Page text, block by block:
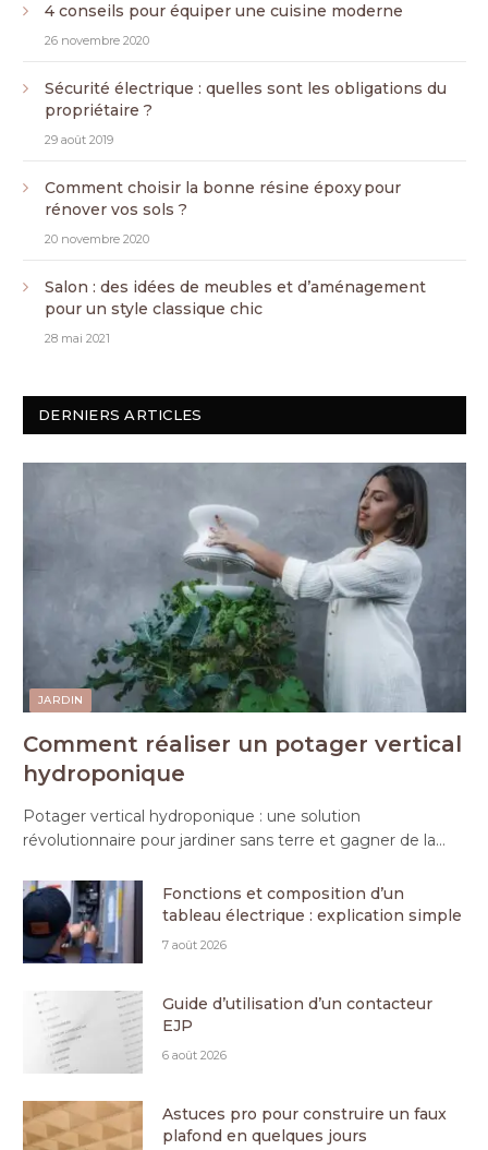
4 conseils pour équiper une cuisine moderne
26 novembre 2020
Sécurité électrique : quelles sont les obligations du
propriétaire ?
29 août 2019
Comment choisir la bonne résine époxy pour
rénover vos sols ?
20 novembre 2020
Salon : des idées de meubles et d’aménagement
pour un style classique chic
28 mai 2021
DERNIERS ARTICLES
JARDIN
Comment réaliser un potager vertical
hydroponique
Potager vertical hydroponique : une solution
révolutionnaire pour jardiner sans terre et gagner de la…
Fonctions et composition d’un
tableau électrique : explication simple
7 août 2026
Guide d’utilisation d’un contacteur
EJP
6 août 2026
Astuces pro pour construire un faux
plafond en quelques jours